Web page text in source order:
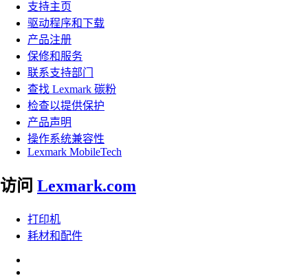
支持主页
驱动程序和下载
产品注册
保修和服务
联系支持部门
查找 Lexmark 碳粉
检查以提供保护
产品声明
操作系统兼容性
Lexmark MobileTech
访问 Lexmark.com
打印机
耗材和配件